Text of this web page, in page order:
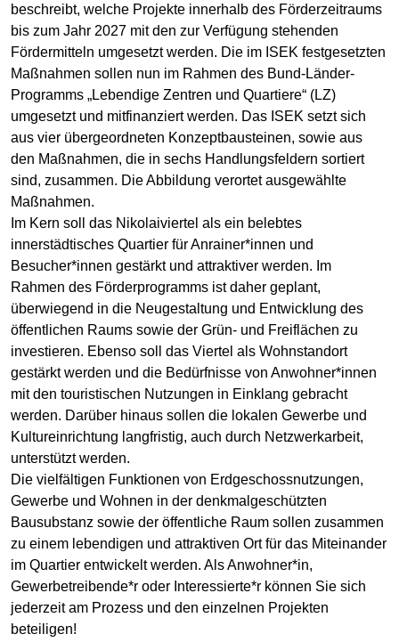
beschreibt, welche Projekte innerhalb des Förderzeitraums
bis zum Jahr 2027 mit den zur Verfügung stehenden
Fördermitteln umgesetzt werden. Die im ISEK festgesetzten
Maßnahmen sollen nun im Rahmen des Bund-Länder-
Programms „Lebendige Zentren und Quartiere“ (LZ)
umgesetzt und mitfinanziert werden. Das ISEK setzt sich
aus vier übergeordneten Konzeptbausteinen, sowie aus
den Maßnahmen, die in sechs Handlungsfeldern sortiert
sind, zusammen. Die Abbildung verortet ausgewählte
Maßnahmen.
Im Kern soll das Nikolaiviertel als ein belebtes
innerstädtisches Quartier für Anrainer*innen und
Besucher*innen gestärkt und attraktiver werden. Im
Rahmen des Förderprogramms ist daher geplant,
überwiegend in die Neugestaltung und Entwicklung des
öffentlichen Raums sowie der Grün- und Freiflächen zu
investieren. Ebenso soll das Viertel als Wohnstandort
gestärkt werden und die Bedürfnisse von Anwohner*innen
mit den touristischen Nutzungen in Einklang gebracht
werden. Darüber hinaus sollen die lokalen Gewerbe und
Kultureinrichtung langfristig, auch durch Netzwerkarbeit,
unterstützt werden.
Die vielfältigen Funktionen von Erdgeschossnutzungen,
Gewerbe und Wohnen in der denkmalgeschützten
Bausubstanz sowie der öffentliche Raum sollen zusammen
zu einem lebendigen und attraktiven Ort für das Miteinander
im Quartier entwickelt werden. Als Anwohner*in,
Gewerbetreibende*r oder Interessierte*r können Sie sich
jederzeit am Prozess und den einzelnen Projekten
beteiligen!